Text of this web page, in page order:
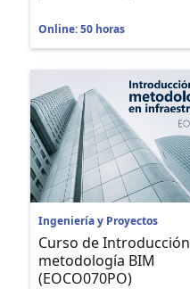
Online: 50 horas
Ingeniería y Proyectos
Curso de Introducción
metodología BIM
(EOCO070PO)